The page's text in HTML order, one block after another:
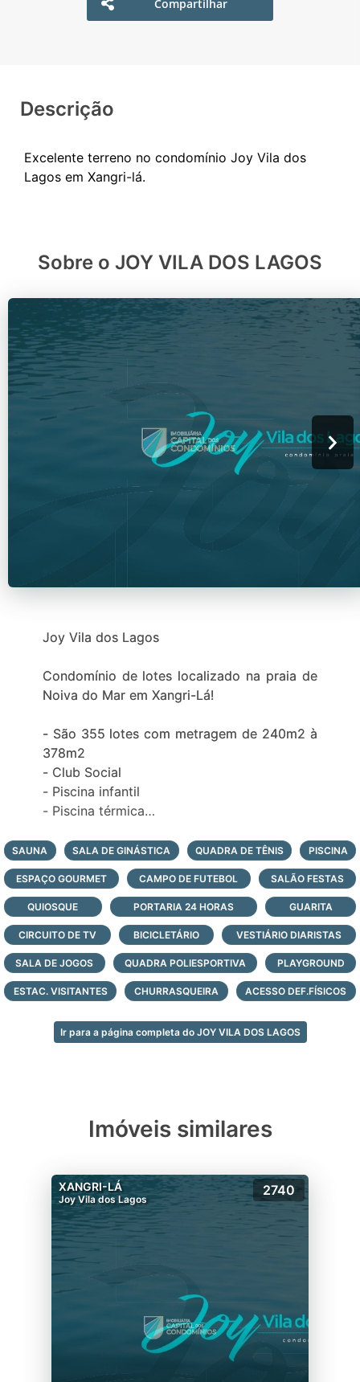
Compartilhar
Descrição
Excelente terreno no condomínio Joy Vila dos
Sobre o JOY VILA DOS LAGOS
Joy Vila dos Lagos
Condomínio de lotes localizado na praia de
Noiva do Mar em Xangri-Lá!
- São 355 lotes com metragem de 240m2 à
378m2
- Club Social
- Piscina infantil
- Piscina térmica
- 1 de tênis coberto
- 1 de futebol 07
SAUNA SALA DE GINÁSTICA QUADRA DE TÊNIS PISCINA
ESPAÇO GOURMET CAMPO DE FUTEBOL SALÃO FESTAS
QUIOSQUE PORTARIA 24 HORAS GUARITA
CIRCUITO DE TV BICICLETÁRIO VESTIÁRIO DIARISTAS
SALA DE JOGOS QUADRA POLIESPORTIVA PLAYGROUND
ESTAC. VISITANTES CHURRASQUEIRA ACESSO DEF.FÍSICOS
Ir para a página completa do JOY VILA DOS LAGOS
Imóveis similares
XANGRI-LÁ
Joy Vila dos Lagos
2740